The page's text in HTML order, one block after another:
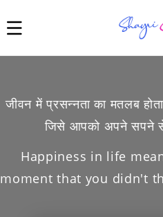
जीवन में प्रसन्नता का मतलब
जिसे आपको अपने सपने से
Happiness in life
moment that you didn't